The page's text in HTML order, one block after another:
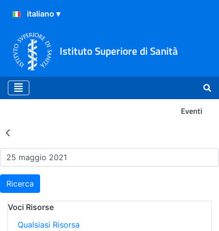
Istituto Superiore di Sanità
Eventi
Risultati della Ricerca -
Ricerca
Voci Risorse
Qualsiasi Risorsa